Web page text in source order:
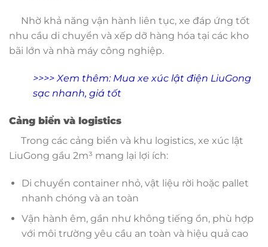
Nhờ khả năng vận hành liên tục, xe đáp ứng tốt
nhu cầu di chuyển và xếp dỡ hàng hóa tại các kho
bãi lớn và nhà máy công nghiệp.
>>>> Xem thêm: Mua xe xúc lật điện LiuGong
sạc nhanh, giá tốt
Cảng biển và logistics
Trong các cảng biển và khu logistics, xe xúc lật
LiuGong gầu 2m³ mang lại lợi ích:
Di chuyển container nhỏ, vật liệu rời hoặc pallet
nhanh chóng và an toàn
Vận hành êm, gần như không tiếng ồn, phù hợp
với môi trường yêu cầu an toàn và hiệu quả cao